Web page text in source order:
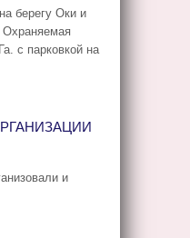
берегу Оки и
Охраняемая
с парковкой на
и